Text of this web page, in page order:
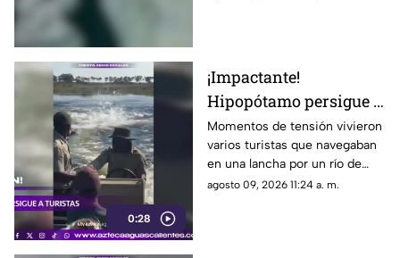
0:28
¡Impactante!
Hipopótamo persigue a
turistas a toda
velocidad en río de
Botsuana
Momentos de tensión vivieron
varios turistas que navegaban
en una lancha por un río de
Botsuana, cuando un enorme
agosto 09, 2026 11:24 a. m.